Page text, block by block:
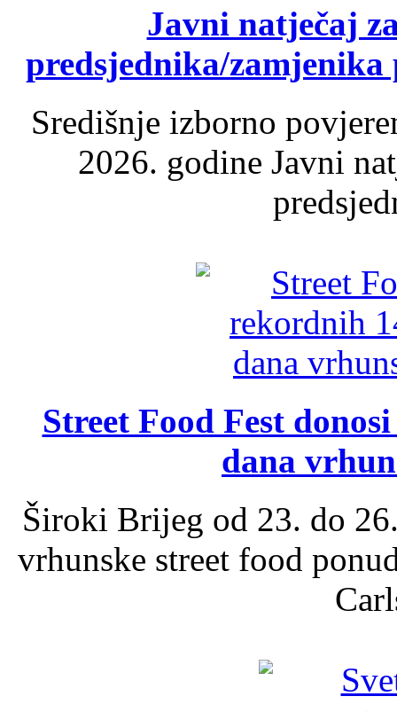
Javni natječaj
predsjednika/
Središnje izborno
2026. godine Javni
Street Food Fest
dana
Široki Brijeg od 23. do
vrhunske street food